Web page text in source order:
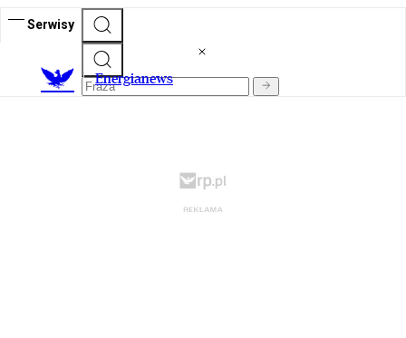
Serwisy
Energianews